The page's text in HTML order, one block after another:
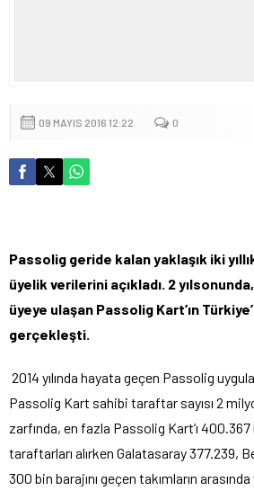
09 MAYIS 2016 12:22 0
Passolig geride kalan yaklaşık iki
üyelik verilerini açıkladı. 2
üyeye ulaşan Passolig Kart’ın
gerçekleşti.
2014 yılında hayata geçen Passolig
Passolig Kart sahibi taraftar sayısı 2
zarfında, en fazla Passolig Kart’ı
taraftarları alırken Galatasaray 377.239,
300 bin barajını geçen takımların